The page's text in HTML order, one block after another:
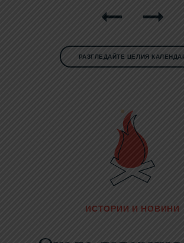
РАЗГЛЕДАЙТЕ ЦЕЛИЯ
ИСТОРИИ И НОВИНИ